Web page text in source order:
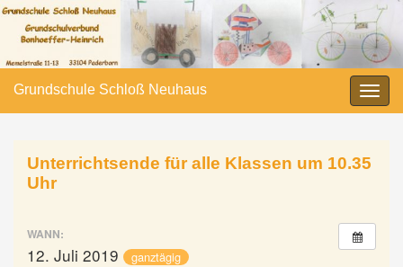
Grundschule Schloß Neuhaus
Unterrichtsende für alle Klassen um 10.35
Uhr
WANN:
12. Juli 2019 ganztägig